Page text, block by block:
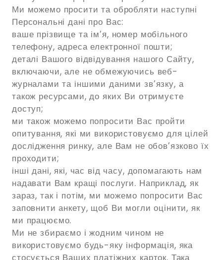
Ми можемо просити та обробляти наступні
Персональні дані про Вас:
ваше прізвище та ім’я, номер мобільного
телефону, адреса електронної пошти;
деталі Вашого відвідування нашого Сайту,
включаючи, але не обмежуючись веб-
журналами та іншими даними зв’язку, а
також ресурсами, до яких Ви отримуєте
доступ;
ми також можемо попросити Вас пройти
опитування, які ми використовуємо для цілей
дослідження ринку, але Вам не обов’язково їх
проходити;
інші дані, які, час від часу, допомагають нам
надавати Вам кращі послуги. Наприклад, як
зараз, так і потім, ми можемо попросити Вас
заповнити анкету, щоб Ви могли оцінити, як
ми працюємо.
Ми не збираємо і жодним чином не
використовуємо будь-яку інформація, яка
стосується Ваших платіжних карток. Така